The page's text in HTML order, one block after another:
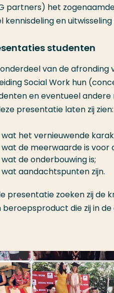
partners) het
kennisdeling en
studenten
van de
Social Work hun
en eventueel
presentatie laten zij zien:
wat het vernieuwende
wat de meerwaarde is voor
wat de onderbouwing is;
wat aandachtspunten zijn.
presentatie zoeken zij de
beroepsproduct die zij in